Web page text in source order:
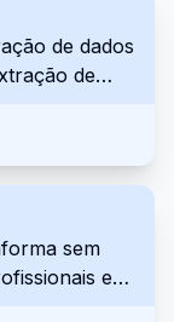
em IA.
de dados
de
criem
sem
e
de
sem
em